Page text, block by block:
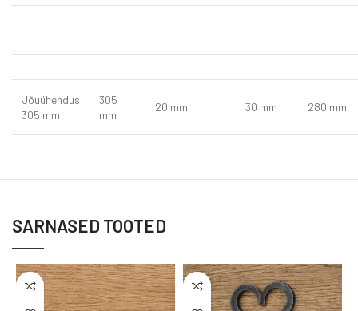
Jõuühendus
305 mm
305
mm
20 mm 30 mm 280 mm
SARNASED TOOTED